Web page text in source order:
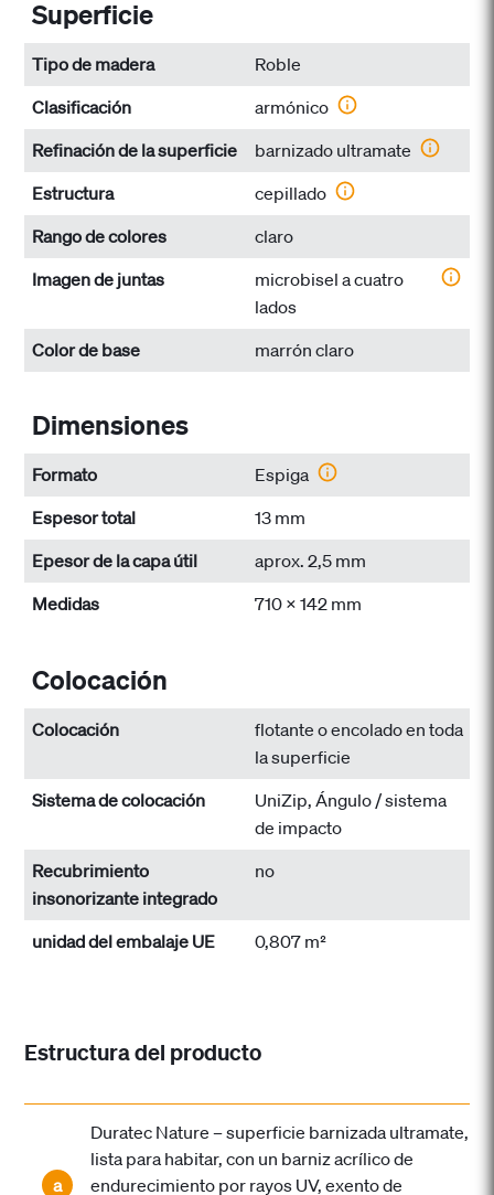
Superficie
Tipo de madera
Roble
Clasificación
armónico
Refinación de la superficie
barnizado ultramate
Estructura
cepillado
Rango de colores
claro
Imagen de juntas
microbisel a cuatro
lados
Color de base
marrón claro
Dimensiones
Formato
Espiga
Espesor total
13 mm
Epesor de la capa útil
aprox. 2,5 mm
Medidas
710 x 142 mm
Colocación
Colocación
flotante o encolado en toda
la superficie
Sistema de colocación
UniZip, Ángulo / sistema
de impacto
Recubrimiento
insonorizante integrado
no
unidad del embalaje UE 0,807 m²
Estructura del producto
a
Duratec Nature – superficie barnizada ultramate,
lista para habitar, con un barniz acrílico de
endurecimiento por rayos UV, exento de